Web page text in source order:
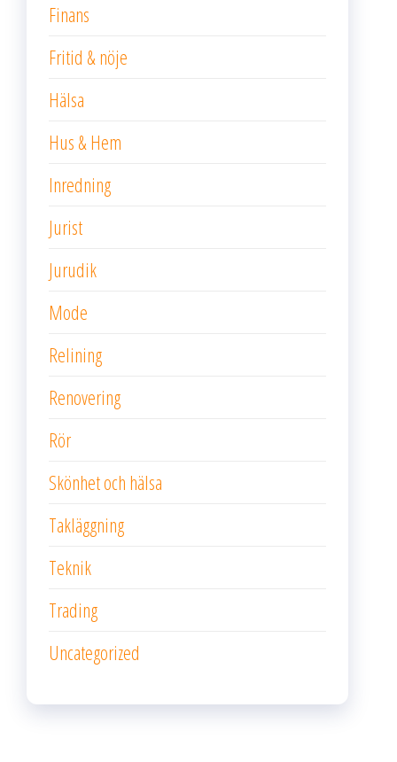
Finans
Fritid & nöje
Hälsa
Hus & Hem
Inredning
Jurist
Jurudik
Mode
Relining
Renovering
Rör
Skönhet och hälsa
Takläggning
Teknik
Trading
Uncategorized